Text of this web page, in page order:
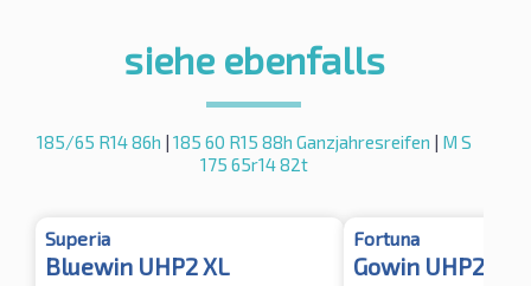
siehe ebenfalls
185/65 R14 86h | 185 60 R15 88h Ganzjahresreifen | M S
175 65r14 82t
Superia
Bluewin UHP2 XL
Fortuna
Gowin UHP2 XL